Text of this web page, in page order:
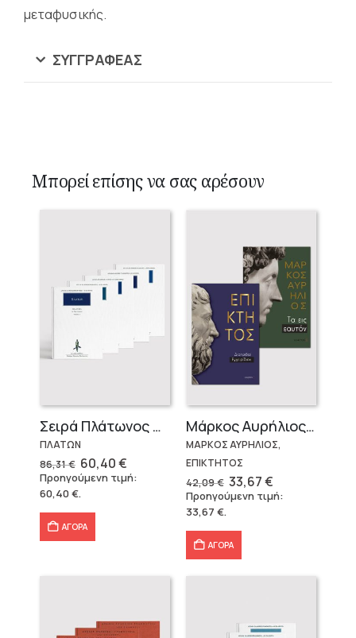
μεταφυσικής.
ΣΥΓΓΡΑΦΈΑΣ
Μπορεί επίσης να σας αρέσουν
Σειρά Πλάτωνος Πολιτεία
ΠΛΑΤΩΝ
86,31€ Original
price
was:
86,31 €.
60,40€Η
τρέχουσα
τιμή
Προηγούμενη τιμή:
60,40€.
ΑΓΟΡΑ
Μάρκος Αυρήλιος & Επίκτητος (Επίτομα)
ΜΑΡΚΟΣ ΑΥΡΗΛΙΟΣ,
ΕΠΙΚΤΗΤΟΣ
42,09€ Original
price
was:
33,67€Η
τρέχουσα
τιμή
Προηγούμενη τιμή:
33,67 €.
ΑΓΟΡΑ